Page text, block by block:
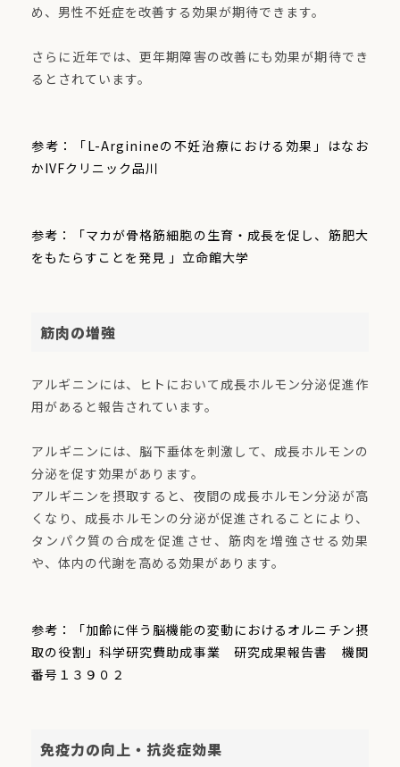
め、男性不妊症を改善する効果が期待できます。
さらに近年では、更年期障害の改善にも効果が期待でき
るとされています。
参考：「L-Arginineの不妊治療における効果」はなお
かIVFクリニック品川
参考：「マカが骨格筋細胞の生育・成長を促し、筋肥大
をもたらすことを発見 」立命館大学
筋肉の増強
アルギニンには、ヒトにおいて成長ホルモン分泌促進作
用があると報告されています。
アルギニンには、脳下垂体を刺激して、成長ホルモンの
分泌を促す効果があります。
アルギニンを摂取すると、夜間の成長ホルモン分泌が高
くなり、成長ホルモンの分泌が促進されることにより、
タンパク質の合成を促進させ、筋肉を増強させる効果
や、体内の代謝を高める効果があります。
参考：「加齢に伴う脳機能の変動におけるオルニチン摂
取の役割」科学研究費助成事業 研究成果報告書 機関
番号１３９０２
免疫力の向上・抗炎症効果